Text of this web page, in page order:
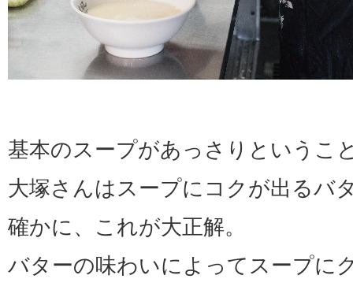
基本のスープがあっさりというこ
大塚さんはスープにコクが出るバ
確かに、これが大正解。
バターの味わいによってスープに